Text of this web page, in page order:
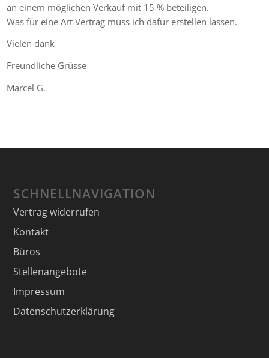
an einem möglichen Verkauf mit 15 % beteiligen.
Was für eine Art Vertrag muss ich dafür erstellen lassen.
Vielen dank
Freundliche Grüsse
Marcel G.
SCHNELLNAVIGATION
Vertrag widerrufen
Kontakt
Büros
Stellenangebote
Impressum
Datenschutzerklärung